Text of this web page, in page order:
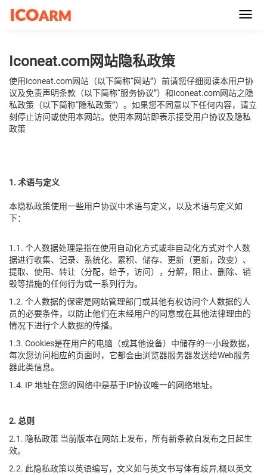
Iconeat.com网站隐私政策
使用Iconeat.com网站（以下简称“网站”）前请您仔细阅读本用户协
议及免责声明条款（以下简称“服务协议”）和Iconeat.com网站之隐
私政策（以下简称“隐私政策”）。如果您不同意以下任何内容，请立
刻停止访问或使用本网站。使用本网站即表示接受用户协议及隐私
政策
1. 术语与定义
本隐私政策使用一些用户协议中术语与定义，以及术语与定义如
下：
1.1. 个人数据处理是指在使用自动化方式或非自动化方式对个人数
据进行收集、记录、系统化、累积、储存、更新（更新，改变）、
提取、使用、转让（分配，给予，访问），分解，阻止、删除、销
毁等措施的任何行为或一系列行为。
1.2. 个人数据的保密是网站管理部门或其他有权访问个人数据的人
员的必要条件，以防止他们在未经用户的同意或在其他法律理由的
情况下进行个人数据的传播。
1.3. Cookies是在用户的电脑（或其他设备）中储存的一小段数据，
每次您访问相应的页面时，它都会由浏览器服务器发送给Web服务
器此类信息。
1.4. IP 地址在您的网络中是基于IP协议唯一的网络地址。
2. 总则
2.1. 隐私政策 当前版本在网站上发布，所有新条款自发布之日起生
效。
2.2. 此隐私政策以英语编写，文义如与英文书写体有歧异,概以英文